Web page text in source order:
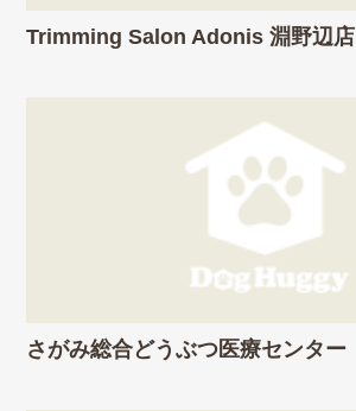
Trimming Salon Adonis 淵野辺店
さがみ総合どうぶつ医療センター